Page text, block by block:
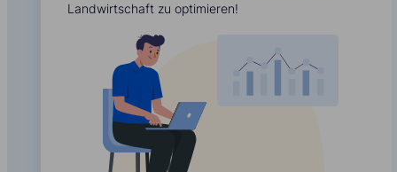
Landwirtschaft zu optimieren!